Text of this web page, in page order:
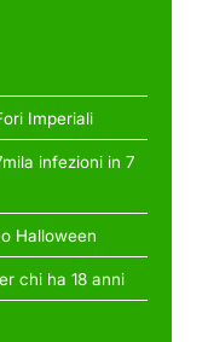
Imperiali
infezioni in 7
Halloween
chi ha 18 anni